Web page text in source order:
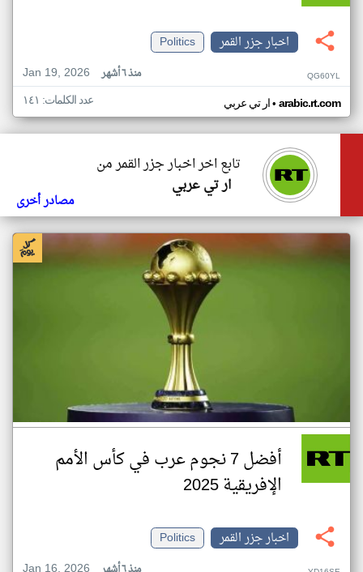
اخبار جزر القمر
Politics
Jan 19, 2026
منذ ٦ أشهر QG60YL
ار تي عربي• arabic.rt.com عدد الكلمات: ١٤١
تابع اخر اخبار جزر القمر من
ار تي عربي
مصادر أخرى
أفضل 7 نجوم عرب في كأس الأمم
الإفريقية 2025
اخبار جزر القمر
Politics